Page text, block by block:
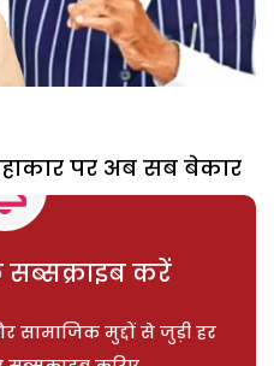
पर अब सब बेकार
सब्सक्राइब करें
सामाजिक मुद्दों से जुड़ी हर